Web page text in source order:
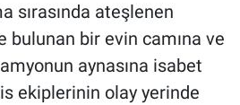
sırasında ateşlenen
bulunan bir evin camına ve
aynasına isabet
ekiplerinin olay yerinde